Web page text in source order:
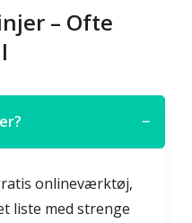
– Ofte
−
onlineværktøj,
liste med strenge